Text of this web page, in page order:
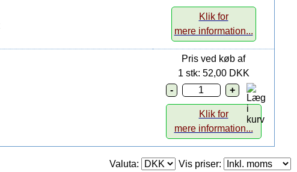
Klik for
mere information...
Pris ved køb af
1 stk: 52,00 DKK
Klik for
mere information...
Valuta: Vis priser: